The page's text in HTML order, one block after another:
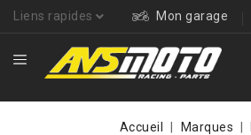
Liens rapides Mon garage
Accueil Marques